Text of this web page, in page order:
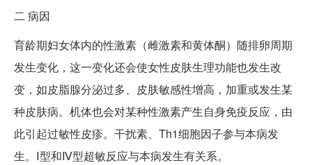
二 病因
育龄期妇女体内的性激素（雌激素和黄体酮）随排卵周期
发生变化，这一变化还会使女性皮肤生理功能也发生改
变，如皮脂腺分泌过多、皮肤敏感性增高，加重或发生某
种皮肤病。机体也会对某种性激素产生自身免疫反应，由
此引起过敏性皮疹。干扰素、Th1细胞因子参与本病发
生。Ⅰ型和Ⅳ型超敏反应与本病发生有关系。